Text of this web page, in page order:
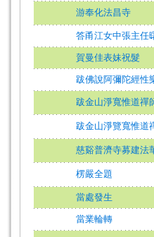
游奉化法昌寺
答甬江女中張主任
賀曼佳表妹祝髮
跋佛說阿彌陀經性
跋金山淨寬惟道禪
跋金山淨覽寬惟道
慈谿普濟寺募建法
楞嚴全題
當處發生
當業輪轉